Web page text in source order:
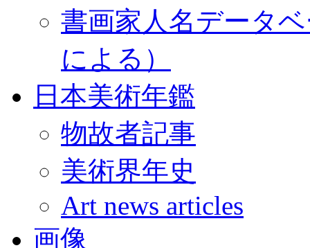
書画家人名データ
による）
日本美術年鑑
物故者記事
美術界年史
Art news articles
画像